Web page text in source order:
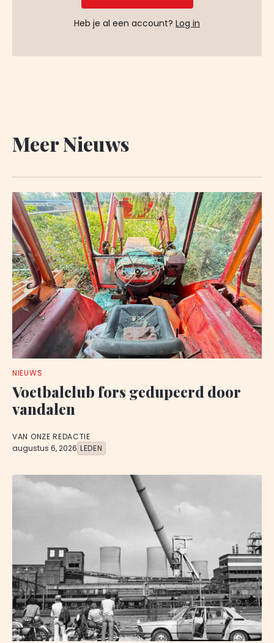
Heb je al een account? Log in
Meer Nieuws
NIEUWS
Voetbalclub fors gedupeerd door
vandalen
VAN ONZE REDACTIE
augustus 6, 2026 LEDEN